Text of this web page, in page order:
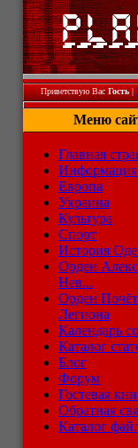
Приветствую Вас Гость|
Меню
Главная
Информация
Европа
Украина
Культура
Спорт
История
Орден
Нев...
Орден
Легиона
Календарь
Каталог
Блог
Форум
Гостевая
Обратная
Каталог